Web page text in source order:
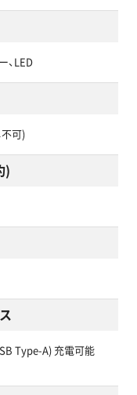
、LED
不可)
)
Type-A) 充電可能